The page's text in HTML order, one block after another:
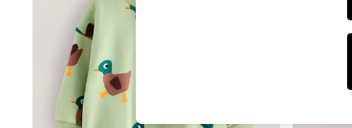
Men's Holiday Shop
All Swimwear
Accessories
Bags & Luggage
Footwear
Hats
Linen Collection